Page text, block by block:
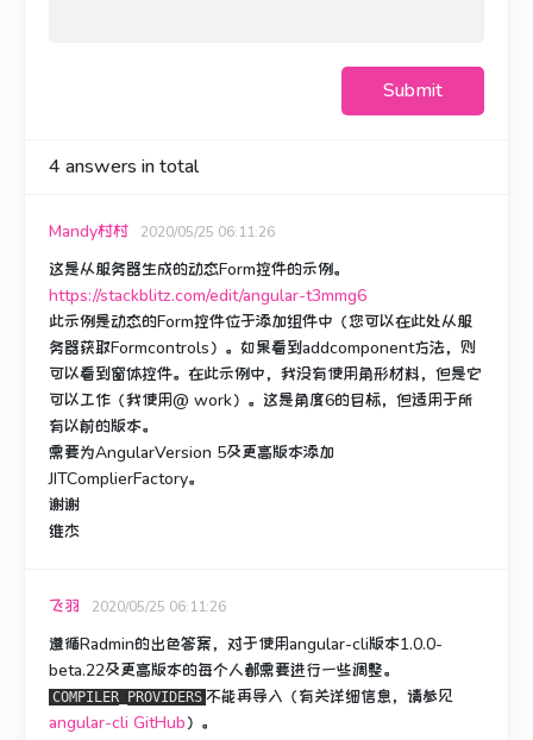
Submit
4 answers in total
Mandy村村 2020/05/25 06:11:26
这是从服务器生成的动态Form控件的示例。
https://stackblitz.com/edit/angular-t3mmg6
此示例是动态的Form控件位于添加组件中（您可以在此处从服
务器获取Formcontrols）。 如果看到addcomponent方法，则
可以看到窗体控件。 在此示例中，我没有使用角形材料，但是它
可以工作（我使用@ work）。 这是角度6的目标，但适用于所
有以前的版本。
需要为AngularVersion 5及更高版本添加
JITComplierFactory。
谢谢
维杰
飞羽 2020/05/25 06:11:26
遵循Radmin的出色答案，对于使用angular-cli版本1.0.0-
beta.22及更高版本的每个人都需要进行一些调整。
COMPILER_PROVIDERS 不能再导入 （有关详细信息，请参见
angular-cli GitHub）。